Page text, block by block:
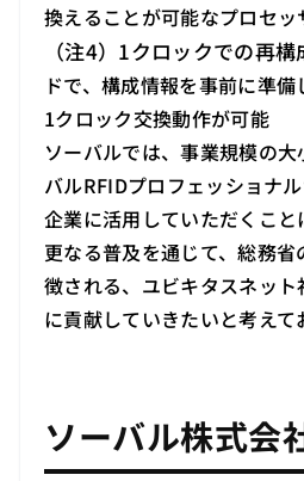
換えることが可能なプロセッ
（注4）1クロックでの再構
ドで、構成情報を事前に準備
1クロック交換動作が可能
ソーバルでは、事業規模の
バルRFIDプロフェッショナ
企業に活用していただくこ
更なる普及を通じて、総務
徴される、ユビキタスネッ
に貢献していきたいと考えて
ソーバル株式会